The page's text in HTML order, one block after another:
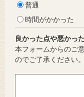
普通
時間がかかった
良かった点や悪かっ
本フォームからのご
のでご了承ください。